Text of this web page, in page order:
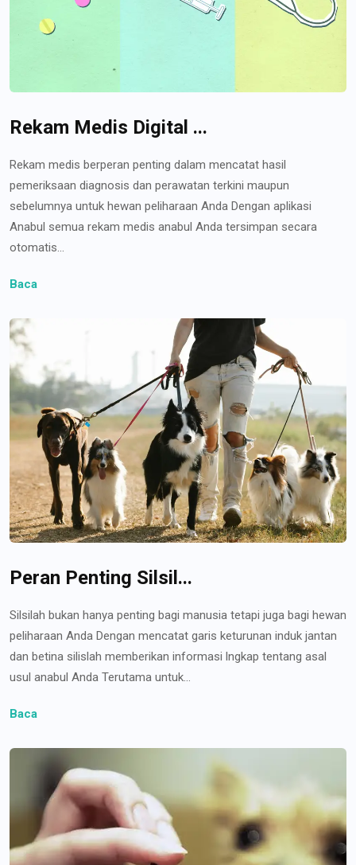
Rekam Medis Digital ...
Rekam medis berperan penting dalam mencatat hasil
pemeriksaan diagnosis dan perawatan terkini maupun
sebelumnya untuk hewan peliharaan Anda Dengan aplikasi
Anabul semua rekam medis anabul Anda tersimpan secara
otomatis...
Baca
Peran Penting Silsil...
Silsilah bukan hanya penting bagi manusia tetapi juga bagi hewan
peliharaan Anda Dengan mencatat garis keturunan induk jantan
dan betina silislah memberikan informasi lngkap tentang asal
usul anabul Anda Terutama untuk...
Baca